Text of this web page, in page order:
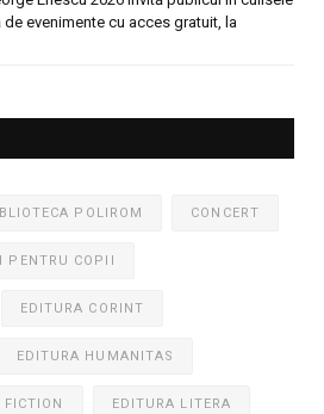
evenimente cu acces gratuit, la
POLIROM CONCERT
PENTRU COPII
EDITURA CORINT
EDITURA HUMANITAS
EDITURA LITERA